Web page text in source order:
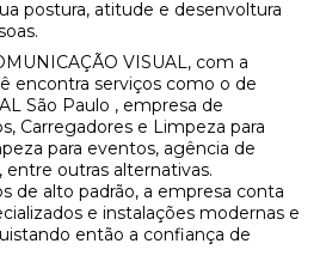
postura, atitude e desenvoltura
VISUAL, com a
encontra serviços como o de
São Paulo , empresa de
Carregadores e Limpeza para
para eventos, agência de
outras alternativas.
de alto padrão, a empresa conta
e instalações modernas e
então a confiança de